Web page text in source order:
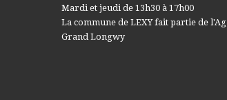
Mardi et jeudi de 13h30 à 17h00
La commune de LEXY fait partie de
Grand Longwy